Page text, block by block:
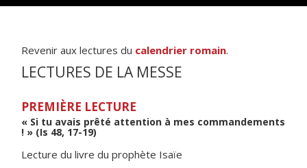
Revenir aux lectures du calendrier romain.
LECTURES DE LA MESSE
PREMIÈRE LECTURE
« Si tu avais prêté attention à mes commandements
! » (Is 48, 17-19)
Lecture du livre du prophète Isaïe